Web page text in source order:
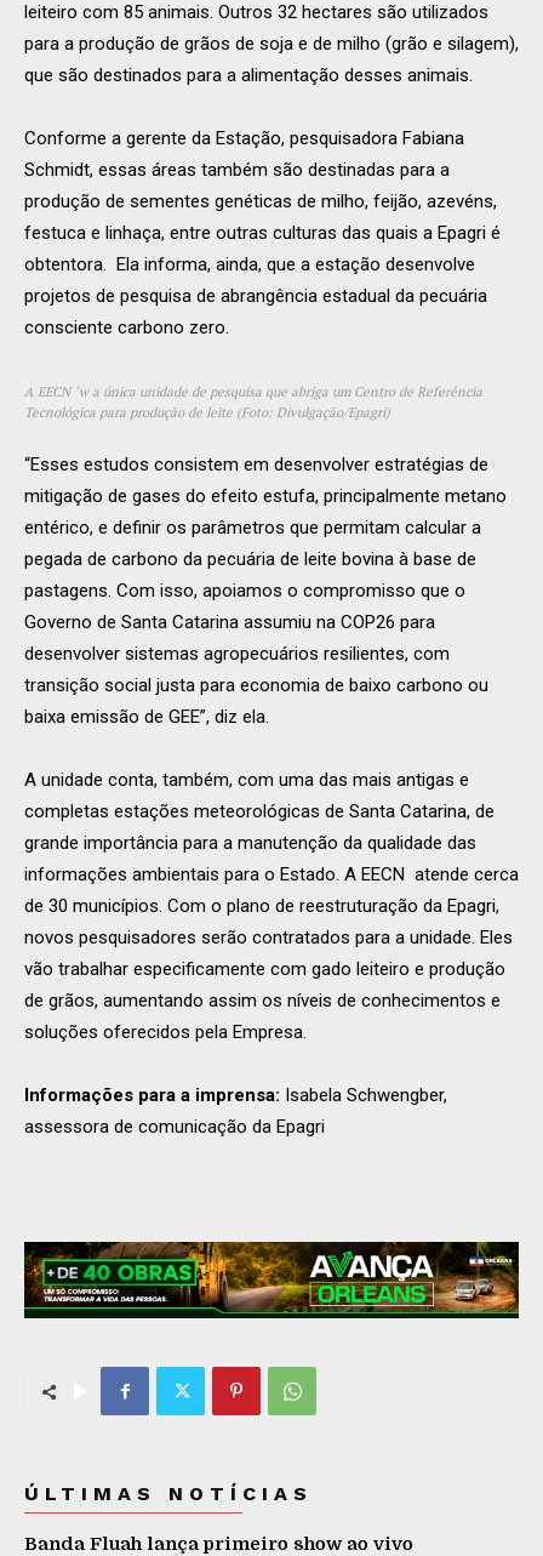
leiteiro com 85 animais. Outros 32 hectares são utilizados
para a produção de grãos de soja e de milho (grão e silagem),
que são destinados para a alimentação desses animais.
Conforme a gerente da Estação, pesquisadora Fabiana
Schmidt, essas áreas também são destinadas para a
produção de sementes genéticas de milho, feijão, azevéns,
festuca e linhaça, entre outras culturas das quais a Epagri é
obtentora. Ela informa, ainda, que a estação desenvolve
projetos de pesquisa de abrangência estadual da pecuária
consciente carbono zero.
A EECN ´w a única unidade de pesquisa que abriga um Centro de Referência
Tecnológica para produção de leite (Foto: Divulgação/Epagri)
“Esses estudos consistem em desenvolver estratégias de
mitigação de gases do efeito estufa, principalmente metano
entérico, e definir os parâmetros que permitam calcular a
pegada de carbono da pecuária de leite bovina à base de
pastagens. Com isso, apoiamos o compromisso que o
Governo de Santa Catarina assumiu na COP26 para
desenvolver sistemas agropecuários resilientes, com
transição social justa para economia de baixo carbono ou
baixa emissão de GEE”, diz ela.
A unidade conta, também, com uma das mais antigas e
completas estações meteorológicas de Santa Catarina, de
grande importância para a manutenção da qualidade das
informações ambientais para o Estado. A EECN atende cerca
de 30 municípios. Com o plano de reestruturação da Epagri,
novos pesquisadores serão contratados para a unidade. Eles
vão trabalhar especificamente com gado leiteiro e produção
de grãos, aumentando assim os níveis de conhecimentos e
soluções oferecidos pela Empresa.
Informações para a imprensa: Isabela Schwengber,
assessora de comunicação da Epagri
ÚLTIMAS NOTÍCIAS
Banda Fluah lança primeiro show ao vivo